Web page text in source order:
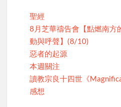
聖經
8月芝華禱告會【點燃南方
動與呼聲】(8/10)
惡者的起源
本週關注
讀教宗良十四世《
感想